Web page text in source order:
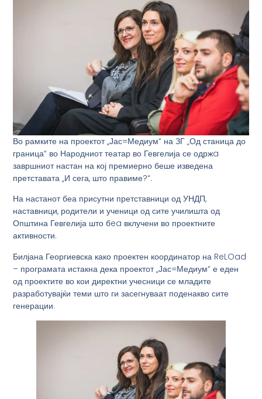
Во рамките на проектот „Јас=Медиум“ на ЗГ „Од станица до
граница“ во Народниот театар во Гевгелија се одржa
завршниот настан на кој премиерно беше изведена
претставата „И сега, што правиме?“.
На настанот беа присутни претставници од УНДП,
наставници, родители и ученици од сите училишта од
Општина Гевгелија што бea вклучени во проектните
активности.
Билјана Георгиевска како проектен координатор на ReLOad
– програмата истакна дека проектот „Јас=Медиум“ е еден
од проектите во кои директни учесници се младите
разработувајќи теми што ги засегнуваат поденакво сите
генерации.